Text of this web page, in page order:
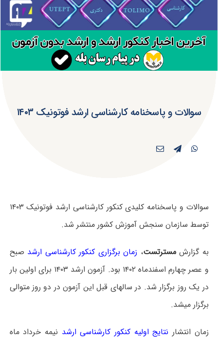
سوالات و پاسخنامه کارشناسی ارشد فوتونیک ۱۴۰۳
سوالات و پاسخنامه کلیدی کنکور کارشناسی ارشد فوتونیک ۱۴۰۳
توسط سازمان سنجش آموزش کشور منتشر شد.
به گزارشمسترتست، زمان برگزاری کنکور کارشناسی ارشد صبح
و عصر چهارم اسفندماه ۱۴۰۲ بود. آزمون ارشد ۱۴۰۳ برای اولین بار
در یک روز برگزار شد. در سالهای قبل این آزمون در دو روز متوالی
برگزار میشد.
زمان انتشار نتایج اولیه کنکور کارشناسی ارشد نیمه خرداد ماه